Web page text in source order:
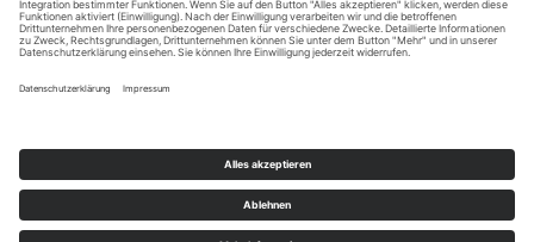
Allgemeine Geschäftsbedingungen
Cookie-Einstellungen
DIE NR.1 FÜR FOODTRUCKS &
MOBILES CATERING IN